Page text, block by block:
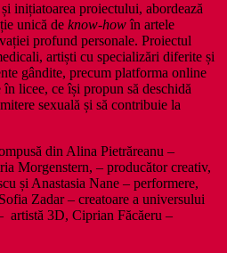
inițiatoarea proiectului, abordează
unică de know-howîn artele
profund personale. Proiectul
artiști cu specializări diferite și
gândite, precum platforma online
licee, ce își propun să deschidă
sexuală și să contribuie la
din Alina Pietrăreanu –
Morgenstern, – producător creativ,
și Anastasia Nane – performere,
Zadar – creatoare a universului
artistă 3D, Ciprian Făcăeru –